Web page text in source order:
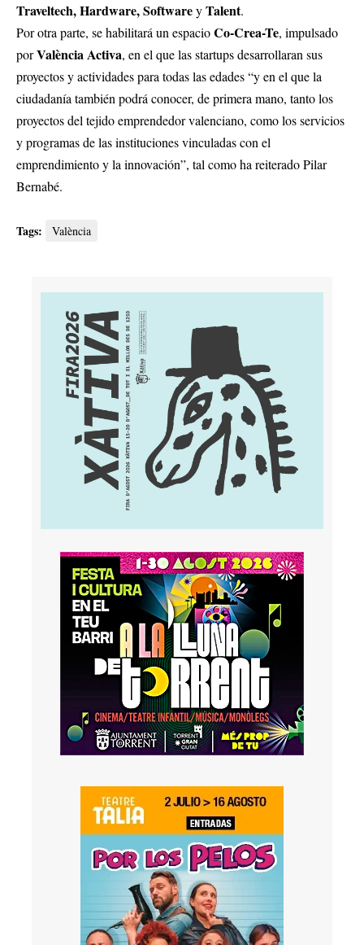
Traveltech, Hardware, SoftwareyTalent.
Por otra parte, se habilitará un espacioCo-Crea-Te, impulsado
porValència Activa, en el que las startups desarrollaran sus
proyectos y actividades para todas las edades “y en el que la
ciudadanía también podrá conocer, de primera mano, tanto los
proyectos del tejido emprendedor valenciano, como los servicios
y programas de las instituciones vinculadas con el
emprendimiento y la innovación”, tal como ha reiterado Pilar
Bernabé.
Tags: València